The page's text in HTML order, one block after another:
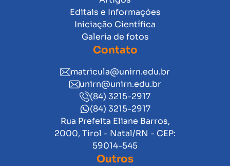
Editais e Informações
Iniciação Científica
Galeria de fotos
Contato
matricula@unirn.edu.br
unirn@unirn.edu.br
(84) 3215-2917
(84) 3215-2917
Rua Prefeita Eliane Barros,
2000, Tirol - Natal/RN - CEP:
59014-545
Outros